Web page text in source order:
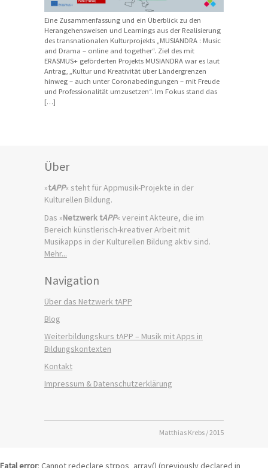
Eine Zusammenfassung und ein Überblick zu den
Herangehensweisen und Learnings aus der Realisierung
des transnationalen Kulturprojekts „MUSIANDRA : Music
and Drama – online and together“. Ziel des mit
ERASMUS+ geförderten Projekts MUSIANDRA war es laut
Antrag, „Kultur und Kreativität über Ländergrenzen
hinweg – auch unter Coronabedingungen – mit Freude
und Professionalität umzusetzen“. Im Fokus stand das
[…]
Über
»tAPP« steht für Appmusik-Projekte in der
Kulturellen Bildung.
Das »Netzwerk tAPP« vereint Akteure, die im
Bereich künstlerisch-kreativer Arbeit mit
Musikapps in der Kulturellen Bildung aktiv sind.
Mehr...
Navigation
Über das Netzwerk tAPP
Blog
Weiterbildungskurs tAPP – Musik mit Apps in
Bildungskontexten
Kontakt
Impressum & Datenschutzerklärung
Matthias Krebs / 2015
Fatal error: Cannot redeclare strpos_array() (previously declared in